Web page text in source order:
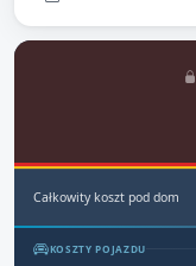
Całkowity koszt pod dom
KOSZTY POJAZDU